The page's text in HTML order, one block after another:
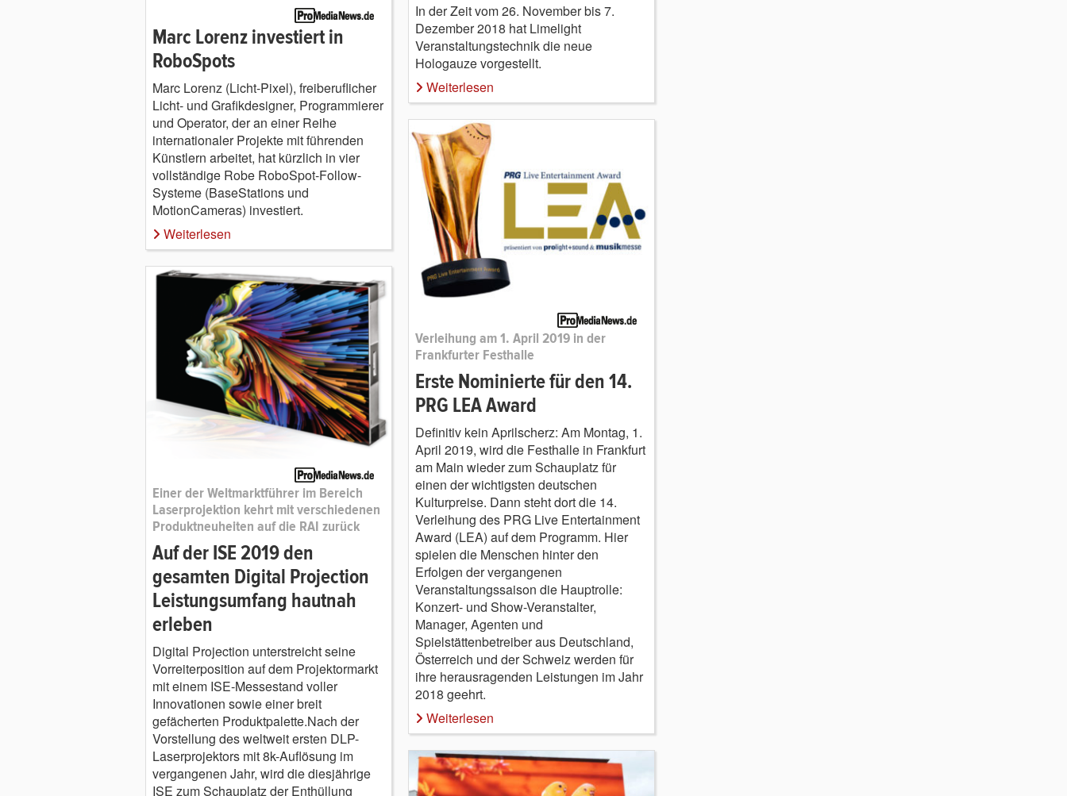
Marc Lorenz investiert in
RoboSpots
Marc Lorenz (Licht-Pixel), freiberuflicher
Licht- und Grafikdesigner, Programmierer
und Operator, der an einer Reihe
internationaler Projekte mit führenden
Künstlern arbeitet, hat kürzlich in vier
vollständige Robe RoboSpot-Follow-
Systeme (BaseStations und
MotionCameras) investiert.
Weiterlesen
Einer der Weltmarktführer im Bereich
Laserprojektion kehrt mit verschiedenen
Produktneuheiten auf die RAI zurück
Auf der ISE 2019 den
gesamten Digital Projection
Leistungsumfang hautnah
erleben
Digital Projection unterstreicht seine
Vorreiterposition auf dem Projektormarkt
mit einem ISE-Messestand voller
Innovationen sowie einer breit
gefächerten Produktpalette.Nach der
Vorstellung des weltweit ersten DLP-
Laserprojektors mit 8k-Auflösung im
vergangenen Jahr, wird die diesjährige
ISE zum Schauplatz der Enthüllung
In der Zeit vom 26. November bis 7.
Dezember 2018 hat Limelight
Veranstaltungstechnik die neue
Hologauze vorgestellt.
Weiterlesen
Verleihung am 1. April 2019 in der
Frankfurter Festhalle
Erste Nominierte für den 14.
PRG LEA Award
Definitiv kein Aprilscherz: Am Montag, 1.
April 2019, wird die Festhalle in Frankfurt
am Main wieder zum Schauplatz für
einen der wichtigsten deutschen
Kulturpreise. Dann steht dort die 14.
Verleihung des PRG Live Entertainment
Award (LEA) auf dem Programm. Hier
spielen die Menschen hinter den
Erfolgen der vergangenen
Veranstaltungssaison die Hauptrolle:
Konzert- und Show-Veranstalter,
Manager, Agenten und
Spielstättenbetreiber aus Deutschland,
Österreich und der Schweiz werden für
ihre herausragenden Leistungen im Jahr
2018 geehrt.
Weiterlesen